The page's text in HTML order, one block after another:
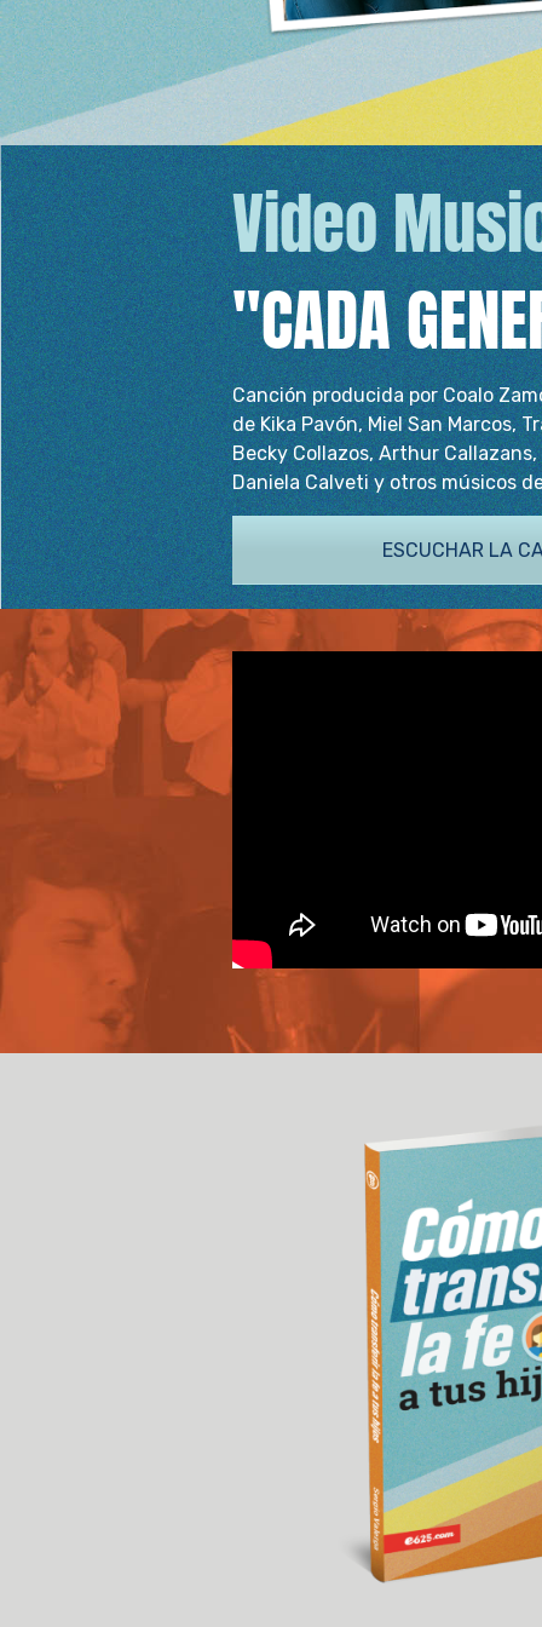
Video
"CADA
Canción producida por Coalo
de Kika Pavón, Miel San Marcos,
Becky Collazos, Arthur
Daniela Calveti y otros músicos
ESCUCHAR LA